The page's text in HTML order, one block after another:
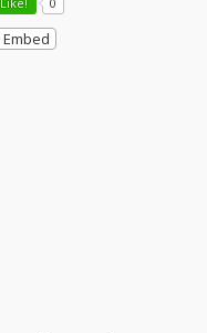
Embed